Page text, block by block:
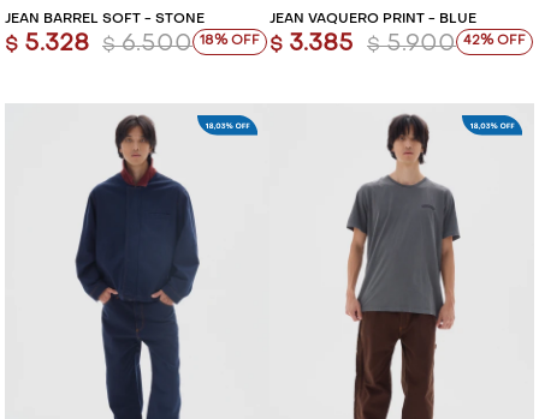
JEAN BARREL SOFT - STONE
$ 5.328 $ 6.500 18
JEAN VAQUERO PRINT - BLUE
$ 3.385 $ 5.900 42